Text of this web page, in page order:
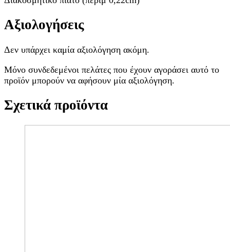
Αξιολογήσεις
Δεν υπάρχει καμία αξιολόγηση ακόμη.
Μόνο συνδεδεμένοι πελάτες που έχουν αγοράσει αυτό το
προϊόν μπορούν να αφήσουν μία αξιολόγηση.
Σχετικά προϊόντα